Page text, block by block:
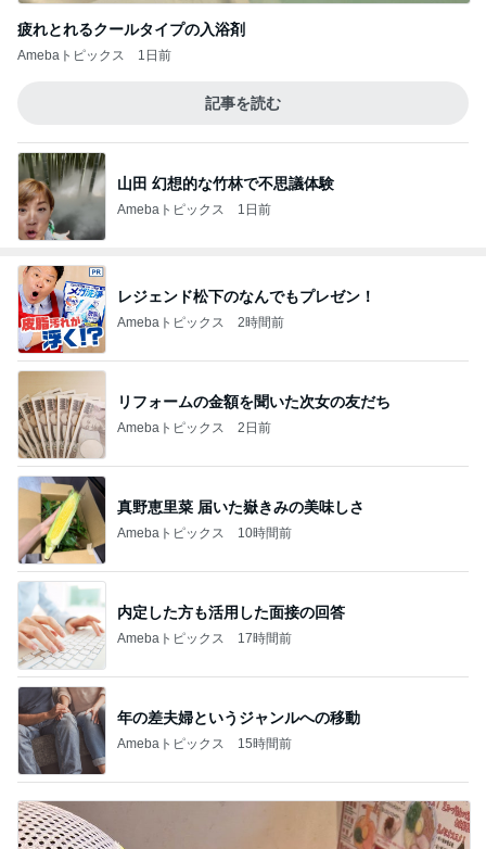
疲れとれるクールタイプの入浴剤
Amebaトピックス 1日前
記事を読む
山田 幻想的な竹林で不思議体験
Amebaトピックス 1日前
レジェンド松下のなんでもプレゼン！
Amebaトピックス 2時間前
リフォームの金額を聞いた次女の友だち
Amebaトピックス 2日前
真野恵里菜 届いた嶽きみの美味しさ
Amebaトピックス 10時間前
内定した方も活用した面接の回答
Amebaトピックス 17時間前
年の差夫婦というジャンルへの移動
Amebaトピックス 15時間前